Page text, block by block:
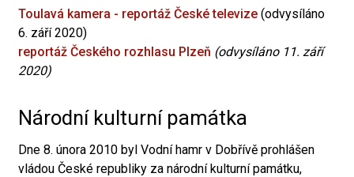
Toulavá kamera - reportáž České televize (odvysíláno
6. září 2020)
reportáž Českého rozhlasu Plzeň (odvysíláno 11. září
2020)
Národní kulturní památka
Dne 8. února 2010 byl Vodní hamr v Dobřívě prohlášen
vládou České republiky za národní kulturní památku,